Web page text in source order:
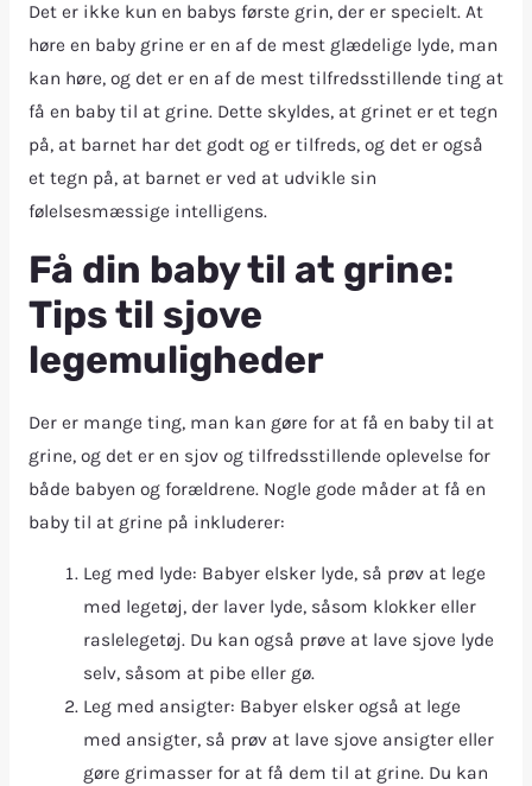
Det er ikke kun en babys første grin, der er specielt. At
høre en baby grine er en af ​​de mest glædelige lyde, man
kan høre, og det er en af ​​de mest tilfredsstillende ting at
få en baby til at grine. Dette skyldes, at grinet er et tegn
på, at barnet har det godt og er tilfreds, og det er også
et tegn på, at barnet er ved at udvikle sin
følelsesmæssige intelligens.
Få din baby til at grine:
Tips til sjove
legemuligheder
Der er mange ting, man kan gøre for at få en baby til at
grine, og det er en sjov og tilfredsstillende oplevelse for
både babyen og forældrene. Nogle gode måder at få en
baby til at grine på inkluderer:
Leg med lyde: Babyer elsker lyde, så prøv at lege
med legetøj, der laver lyde, såsom klokker eller
raslelegetøj. Du kan også prøve at lave sjove lyde
selv, såsom at pibe eller gø.
Leg med ansigter: Babyer elsker også at lege
med ansigter, så prøv at lave sjove ansigter eller
gøre grimasser for at få dem til at grine. Du kan